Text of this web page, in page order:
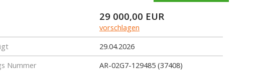
29 000,00 EUR
vorschlagen
29.04.2026
Nummer
AR-02G7-129485 (37408)